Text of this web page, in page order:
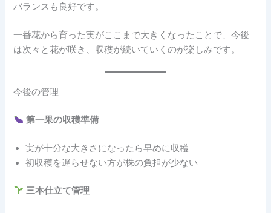
バランスも良好です。
一番花から育った実がここまで大きくなったことで、今後
は次々と花が咲き、収穫が続いていくのが楽しみです。
今後の管理
第一果の収穫準備
実が十分な大きさになったら早めに収穫
初収穫を遅らせない方が株の負担が少ない
三本仕立て管理